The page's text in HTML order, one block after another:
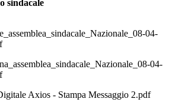
sindacale
04-
04-
Axios - Stampa Messaggio 2.pdf